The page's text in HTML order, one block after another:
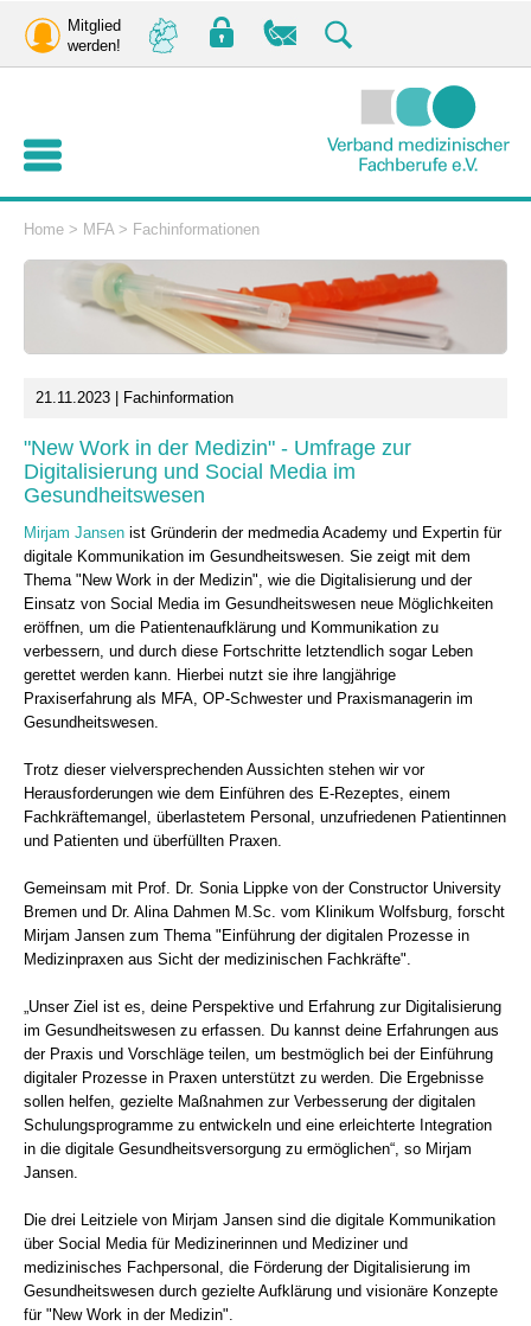
Mitglied
werden!
Home > MFA> Fachinformationen
21.11.2023 | Fachinformation
"New Work in der Medizin" - Umfrage zur
Digitalisierung und Social Media im
Gesundheitswesen
Mirjam Jansen ist Gründerin der medmedia Academy und Expertin für
digitale Kommunikation im Gesundheitswesen. Sie zeigt mit dem
Thema "New Work in der Medizin", wie die Digitalisierung und der
Einsatz von Social Media im Gesundheitswesen neue Möglichkeiten
eröffnen, um die Patientenaufklärung und Kommunikation zu
verbessern, und durch diese Fortschritte letztendlich sogar Leben
gerettet werden kann. Hierbei nutzt sie ihre langjährige
Praxiserfahrung als MFA, OP-Schwester und Praxismanagerin im
Gesundheitswesen.
Trotz dieser vielversprechenden Aussichten stehen wir vor
Herausforderungen wie dem Einführen des E-Rezeptes, einem
Fachkräftemangel, überlastetem Personal, unzufriedenen Patientinnen
und Patienten und überfüllten Praxen.
Gemeinsam mit Prof. Dr. Sonia Lippke von der Constructor University
Bremen und Dr. Alina Dahmen M.Sc. vom Klinikum Wolfsburg, forscht
Mirjam Jansen zum Thema "Einführung der digitalen Prozesse in
Medizinpraxen aus Sicht der medizinischen Fachkräfte".
„Unser Ziel ist es, deine Perspektive und Erfahrung zur Digitalisierung
im Gesundheitswesen zu erfassen. Du kannst deine Erfahrungen aus
der Praxis und Vorschläge teilen, um bestmöglich bei der Einführung
digitaler Prozesse in Praxen unterstützt zu werden. Die Ergebnisse
sollen helfen, gezielte Maßnahmen zur Verbesserung der digitalen
Schulungsprogramme zu entwickeln und eine erleichterte Integration
in die digitale Gesundheitsversorgung zu ermöglichen“, so Mirjam
Jansen.
Die drei Leitziele von Mirjam Jansen sind die digitale Kommunikation
über Social Media für Medizinerinnen und Mediziner und
medizinisches Fachpersonal, die Förderung der Digitalisierung im
Gesundheitswesen durch gezielte Aufklärung und visionäre Konzepte
für "New Work in der Medizin".